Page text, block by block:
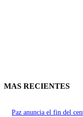
MAS RECIENTES
Paz anuncia el fin del